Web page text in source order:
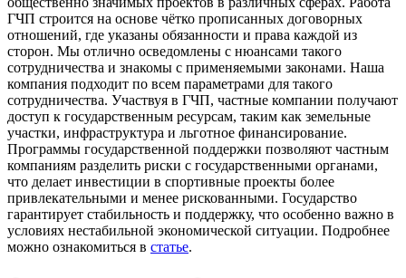
ГЧП строится на основе чётко прописанных договорных
отношений, где указаны обязанности и права каждой из
сторон. Мы отлично осведомлены с нюансами такого
сотрудничества и знакомы с применяемыми законами. Наша
компания подходит по всем параметрами для такого
сотрудничества. Участвуя в ГЧП, частные компании получают
доступ к государственным ресурсам, таким как земельные
участки, инфраструктура и льготное финансирование.
Программы государственной поддержки позволяют частным
компаниям разделить риски с государственными органами,
что делает инвестиции в спортивные проекты более
привлекательными и менее рискованными. Государство
гарантирует стабильность и поддержку, что особенно важно в
условиях нестабильной экономической ситуации. Подробнее
можно ознакомиться в статье.